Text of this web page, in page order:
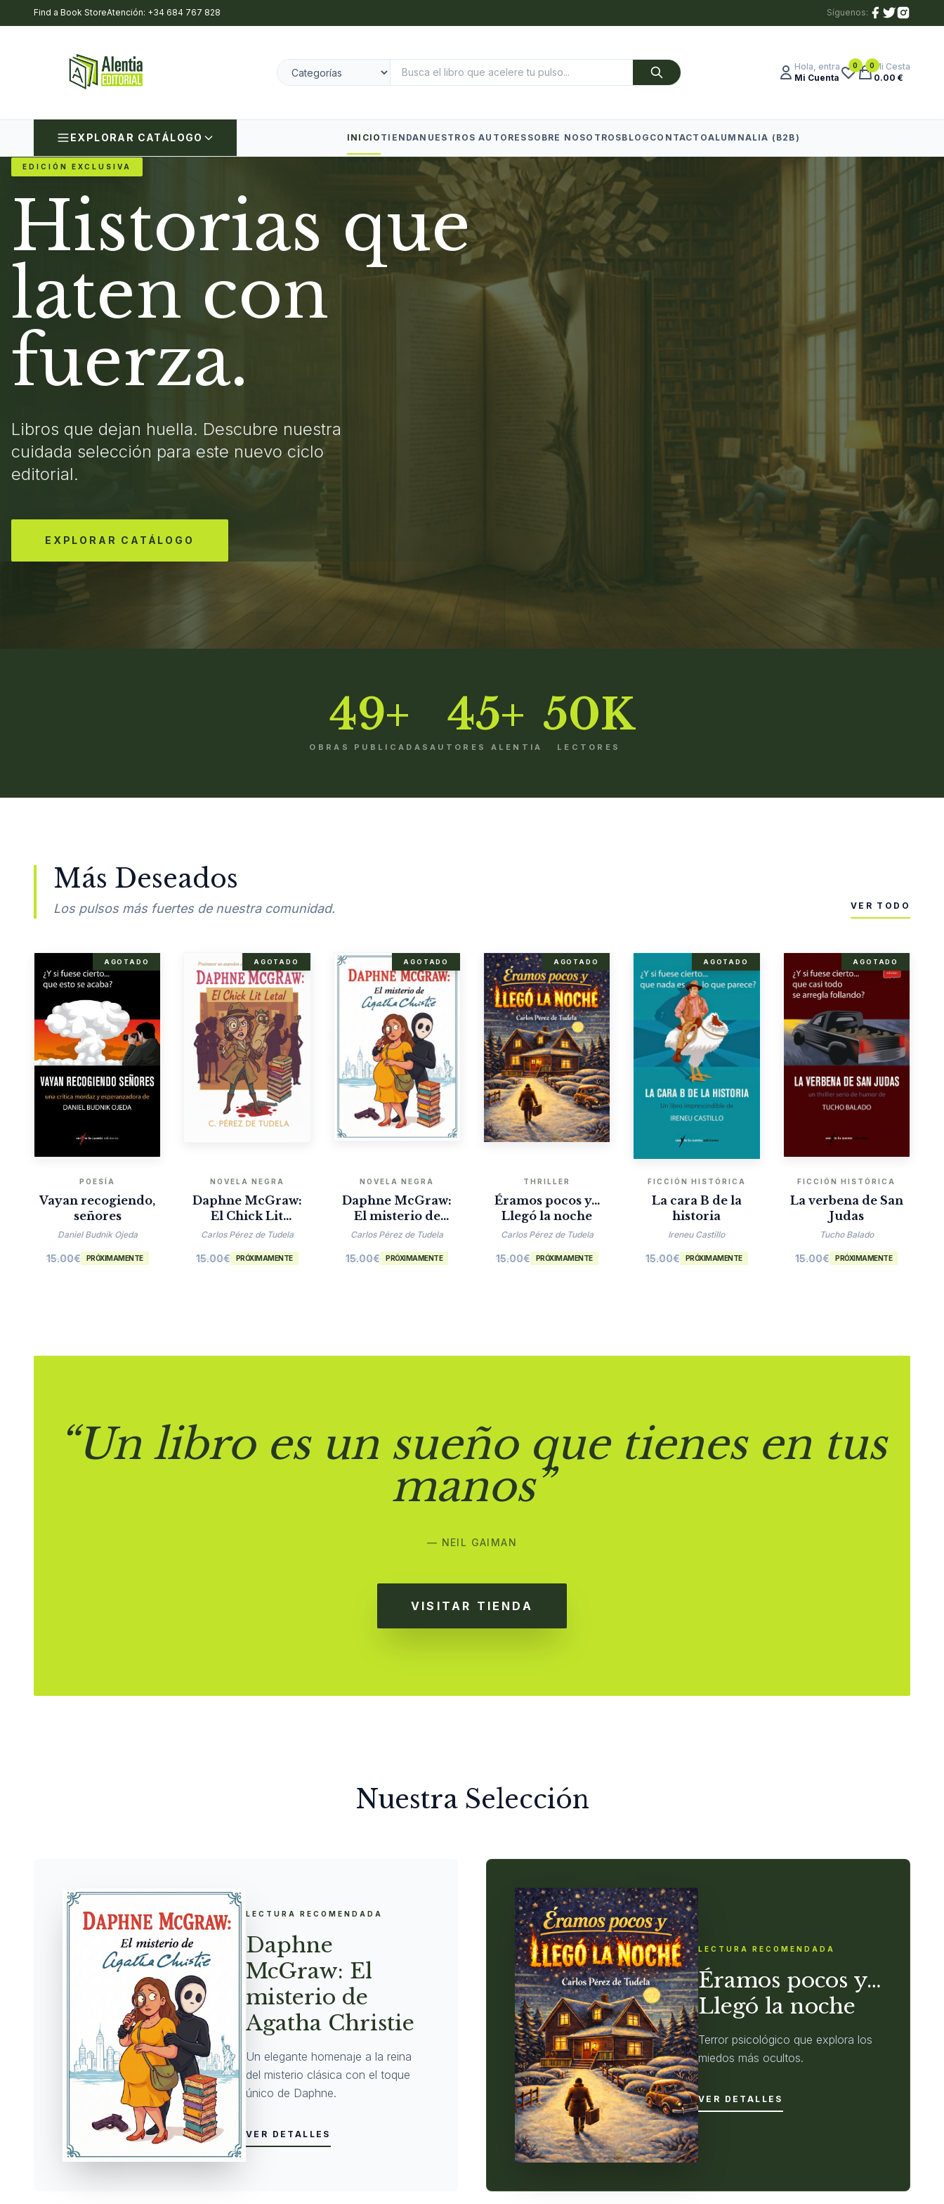
Find a Book StoreAtención: +34 684 767 828 Síguenos:
Hola, entra
Mi Cuenta
0 0Mi Cesta
0.00 €
EXPLORAR CATÁLOGO INICIO TIENDANUESTROS AUTORES SOBRE NOSOTROSBLOG CONTACTOALUMNALIA (B2B)
EDICIÓN EXCLUSIVA
Historias que
laten con
fuerza.
Libros que dejan huella. Descubre nuestra
cuidada selección para este nuevo ciclo
editorial.
EXPLORAR CATÁLOGO
49+
OBRAS PUBLICADAS
45+
AUTORES ALENTIA
50K
LECTORES
Más Deseados
Los pulsos más fuertes de nuestra comunidad. VER TODO
AGOTADO
POESÍA
Vayan recogiendo,
señores
Daniel Budnik Ojeda
15.00€ PRÓXIMAMENTE
AGOTADO
NOVELA NEGRA
Daphne McGraw:
El Chick Lit
Mortal
Carlos Pérez de Tudela
15.00€ PRÓXIMAMENTE
AGOTADO
NOVELA NEGRA
Daphne McGraw:
El misterio de
Agatha Christie
Carlos Pérez de Tudela
15.00€ PRÓXIMAMENTE
AGOTADO
THRILLER
Éramos pocos y…
Llegó la noche
Carlos Pérez de Tudela
15.00€ PRÓXIMAMENTE
AGOTADO
FICCIÓN HISTÓRICA
La cara B de la
historia
Ireneu Castillo
15.00€ PRÓXIMAMENTE
AGOTADO
FICCIÓN HISTÓRICA
La verbena de San
Judas
Tucho Balado
15.00€ PRÓXIMAMENTE
“Un libro es un sueño que tienes en tus
manos”
— NEIL GAIMAN
VISITAR TIENDA
Nuestra Selección
LECTURA RECOMENDADA
Daphne
McGraw: El
misterio de
Agatha Christie
Un elegante homenaje a la reina
del misterio clásica con el toque
único de Daphne.
VER DETALLES
LECTURA RECOMENDADA
Éramos pocos y…
Llegó la noche
Terror psicológico que explora los
miedos más ocultos.
VER DETALLES